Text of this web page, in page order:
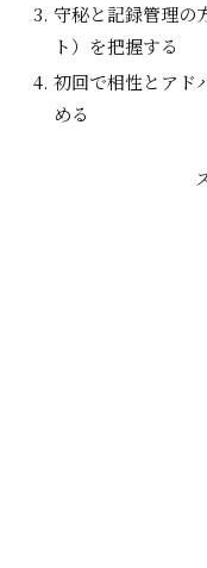
守秘と記録管理の
ト）を把握する
初回で相性とアド
める